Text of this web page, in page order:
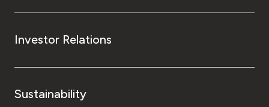
Investor Relations
Sustainability